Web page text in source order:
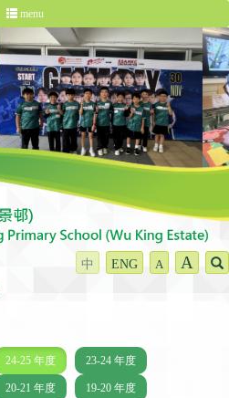
menu
中 ENG A A
24-25 年度 23-24 年度
20-21 年度 19-20 年度